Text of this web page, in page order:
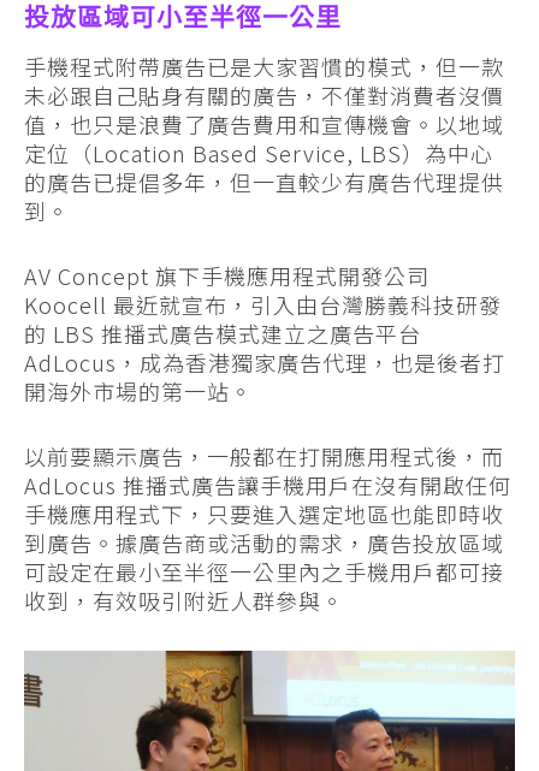
投放區域可小至半徑一公里
手機程式附帶廣告已是大家習慣的模式，但一款
未必跟自己貼身有關的廣告，不僅對消費者沒價
值，也只是浪費了廣告費用和宣傳機會。以地域
定位（Location Based Service, LBS）為中心
的廣告已提倡多年，但一直較少有廣告代理提供
到。
AV Concept 旗下手機應用程式開發公司
Koocell 最近就宣布，引入由台灣勝義科技研發
的 LBS 推播式廣告模式建立之廣告平台
AdLocus，成為香港獨家廣告代理，也是後者打
開海外市場的第一站。
以前要顯示廣告，一般都在打開應用程式後，而
AdLocus 推播式廣告讓手機用戶在沒有開啟任何
手機應用程式下，只要進入選定地區也能即時收
到廣告。據廣告商或活動的需求，廣告投放區域
可設定在最小至半徑一公里內之手機用戶都可接
收到，有效吸引附近人群參與。